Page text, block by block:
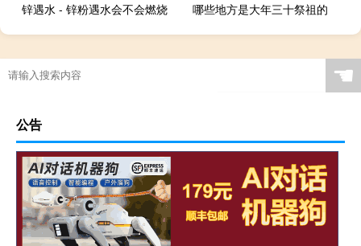
锌遇水 - 锌粉遇水会不会燃烧
哪些地方是大年三十祭祖的
☚
公告